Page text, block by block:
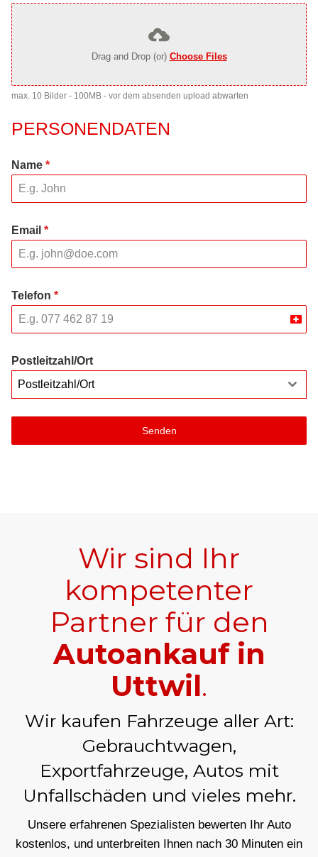
Drag and Drop (or) Choose Files
max. 10 Bilder - 100MB - vor dem absenden upload abwarten
PERSONENDATEN
Name *
Email *
Telefon *
Postleitzahl/Ort
Postleitzahl/Ort
Senden
Wir sind Ihr
kompetenter
Partner für den
Autoankauf in
Uttwil.
Wir kaufen Fahrzeuge aller Art:
Gebrauchtwagen,
Exportfahrzeuge, Autos mit
Unfallschäden und vieles mehr.
Unsere erfahrenen Spezialisten bewerten Ihr Auto
kostenlos, und unterbreiten Ihnen nach 30 Minuten ein